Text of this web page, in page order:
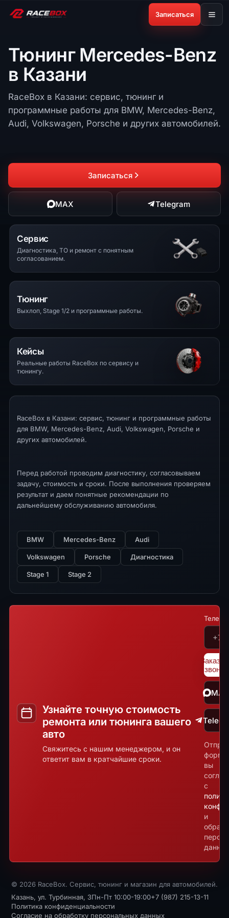
Записаться
Тюнинг Mercedes-Benz
в Казани
RaceBox в Казани: сервис, тюнинг и
программные работы для BMW, Mercedes-Benz,
Audi, Volkswagen, Porsche и других автомобилей.
Записаться
MAX Telegram
Сервис
Диагностика, ТО и ремонт с понятным
согласованием.
Тюнинг
Выхлоп, Stage 1/2 и программные работы.
Кейсы
Реальные работы RaceBox по сервису и
тюнингу.
RaceBox в Казани: сервис, тюнинг и программные работы
для BMW, Mercedes-Benz, Audi, Volkswagen, Porsche и
других автомобилей.
Перед работой проводим диагностику, согласовываем
задачу, стоимость и сроки. После выполнения проверяем
результат и даем понятные рекомендации по
дальнейшему обслуживанию автомобиля.
BMW Mercedes-Benz Audi
Volkswagen Porsche Диагностика
Stage 1 Stage 2
Узнайте точную стоимость
ремонта или тюнинга вашего
авто
Свяжитесь с нашим менеджером, и он
ответит вам в кратчайшие сроки.
звонок
форму,
вы
с
и
© 2026 RaceBox. Сервис, тюнинг и магазин для автомобилей.
Казань, ул. Турбинная, 3Пн-Пт 10:00-19:00+7 (987) 215-13-11
Политика конфиденциальности
Согласие на обработку персональных данных